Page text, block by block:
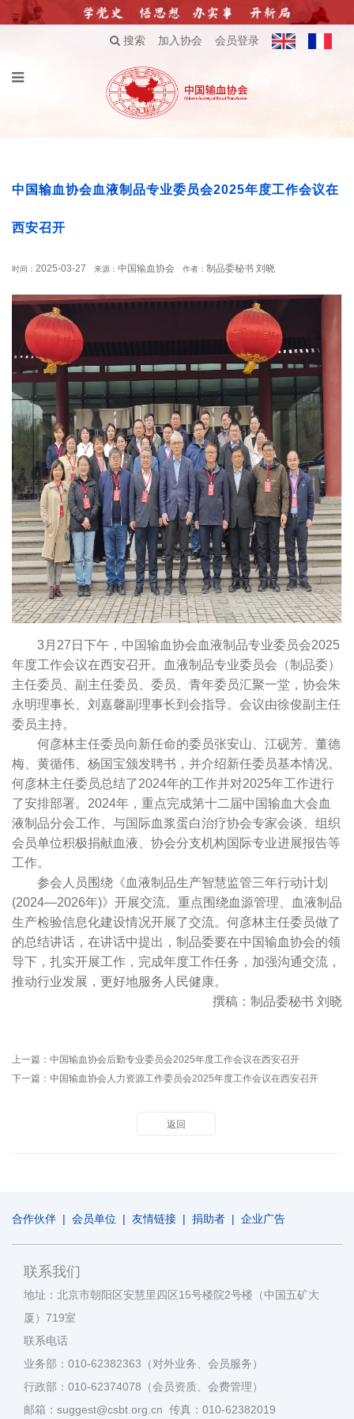
搜索 加入协会 会员登录
中国输血协会血液制品专业委员会2025年度工作会议在
西安召开
时间： 2025-03-27 来源： 中国输血协会 作者： 制品委秘书 刘晓
3月27日下午，中国输血协会血液制品专业委员会2025
年度工作会议在西安召开。血液制品专业委员会（制品委）
主任委员、副主任委员、委员、青年委员汇聚一堂，协会朱
永明理事长、刘嘉馨副理事长到会指导。会议由徐俊副主任
委员主持。
何彦林主任委员向新任命的委员张安山、江砚芳、董德
梅、黄循伟、杨国宝颁发聘书，并介绍新任委员基本情况。
何彦林主任委员总结了2024年的工作并对2025年工作进行
了安排部署。2024年，重点完成第十二届中国输血大会血
液制品分会工作、与国际血浆蛋白治疗协会专家会谈、组织
会员单位积极捐献血液、协会分支机构国际专业进展报告等
工作。
参会人员围绕《血液制品生产智慧监管三年行动计划
(2024—2026年)》开展交流。重点围绕血源管理、血液制品
生产检验信息化建设情况开展了交流。何彦林主任委员做了
的总结讲话，在讲话中提出，制品委要在中国输血协会的领
导下，扎实开展工作，完成年度工作任务，加强沟通交流，
推动行业发展，更好地服务人民健康。
撰稿：制品委秘书 刘晓
上一篇： 中国输血协会后勤专业委员会2025年度工作会议在西安召开
下一篇： 中国输血协会人力资源工作委员会2025年度工作会议在西安召开
返回
合作伙伴 | 会员单位 | 友情链接 | 捐助者 | 企业广告
联系我们
地址：北京市朝阳区安慧里四区15号楼院2号楼（中国五矿大
厦）719室
联系电话
业务部：010-62382363（对外业务、会员服务）
行政部：010-62374078（会员资质、会费管理）
邮箱：suggest@csbt.org.cn 传真：010-62382019